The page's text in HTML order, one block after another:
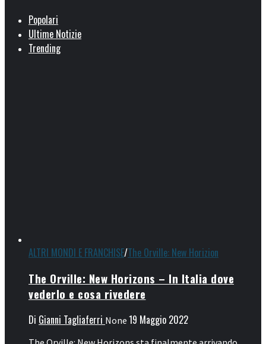
Popolari
Ultime Notizie
Trending
ALTRI MONDI E FRANCHISE/The Orville: New Horizion
The Orville: New Horizons – In Italia dove
vederlo e cosa rivedere
Di Gianni Tagliaferri None 19 Maggio 2022